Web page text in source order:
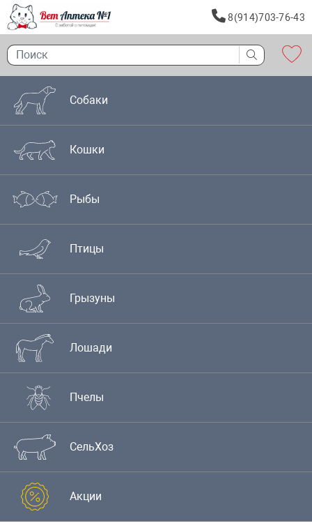
8(914)703-76-43
Собаки
Кошки
Рыбы
Птицы
Грызуны
Лошади
Пчелы
СельХоз
Акции